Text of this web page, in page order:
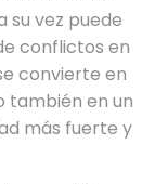
su vez puede
conflictos en
convierte en
también en un
más fuerte y